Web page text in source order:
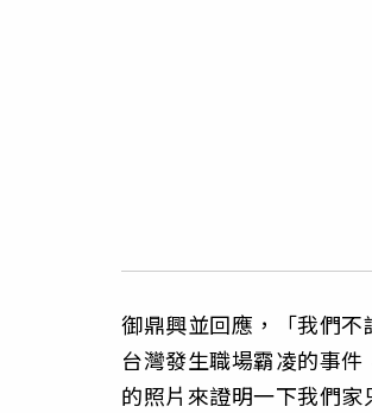
御鼎興並回應，「我們
台灣發生職場霸凌的事
的照片來證明一下我們